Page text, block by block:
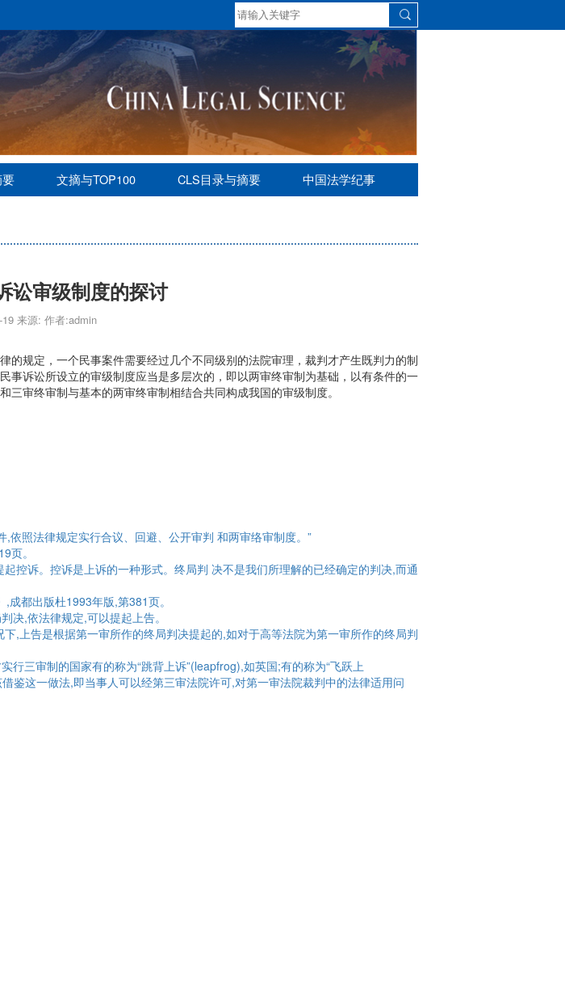
要 文摘与TOP100 CLS目录与摘要 中国法学纪事
讼审级制度的探讨
19 来源: 作者:admin
规定，一个民事案件需要经过几个不同级别的法院审理，裁判才产生既判力的制
诉讼所设立的审级制度应当是多层次的，即以两审终审制为基础，以有条件的一
审终审制与基本的两审终审制相结合共同构成我国的审级制度。
照法律规定实行合议、回避、公开审判 和两审络审制度。”
页。
控诉。控诉是上诉的一种形式。终局判 决不是我们所理解的已经确定的判决,而通
都出版杜1993年版,第381页。
决,依法律规定,可以提起上告。
,上告是根据第一审所作的终局判决提起的,如对于高等法院为第一审所作的终局判
三审制的国家有的称为“跳背上诉”(leapfrog),如英国;有的称为“飞跃上
鉴这一做法,即当事人可以经第三审法院许可,对第一审法院裁判中的法律适用问